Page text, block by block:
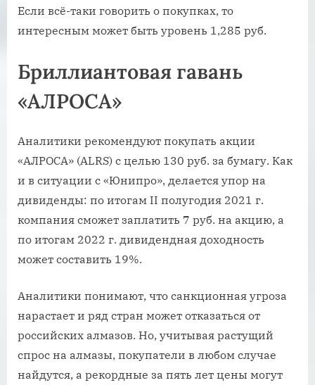
Если всё-таки говорить о покупках, то
интересным может быть уровень 1,285 руб.
Бриллиантовая гавань
«АЛРОСА»
Аналитики рекомендуют покупать акции
«АЛРОСА» (ALRS) с целью 130 руб. за бумагу. Как
и в ситуации с «Юнипро», делается упор на
дивиденды: по итогам II полугодия 2021 г.
компания сможет заплатить 7 руб. на акцию, а
по итогам 2022 г. дивидендная доходность
может составить 19%.
Аналитики понимают, что санкционная угроза
нарастает и ряд стран может отказаться от
российских алмазов. Но, учитывая растущий
спрос на алмазы, покупатели в любом случае
найдутся, а рекордные за пять лет цены могут